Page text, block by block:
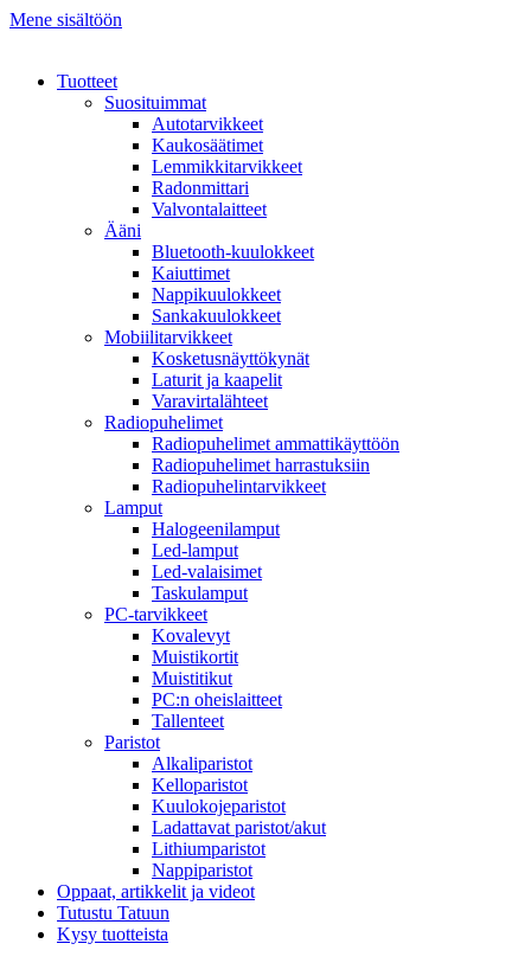
Mene sisältöön
Tuotteet
Suosituimmat
Autotarvikkeet
Kaukosäätimet
Lemmikkitarvikkeet
Radonmittari
Valvontalaitteet
Ääni
Bluetooth-kuulokkeet
Kaiuttimet
Nappikuulokkeet
Sankakuulokkeet
Mobiilitarvikkeet
Kosketusnäyttökynät
Laturit ja kaapelit
Varavirtalähteet
Radiopuhelimet
Radiopuhelimet ammattikäyttöön
Radiopuhelimet harrastuksiin
Radiopuhelintarvikkeet
Lamput
Halogeenilamput
Led-lamput
Led-valaisimet
Taskulamput
PC-tarvikkeet
Kovalevyt
Muistikortit
Muistitikut
PC:n oheislaitteet
Tallenteet
Paristot
Alkaliparistot
Kelloparistot
Kuulokojeparistot
Ladattavat paristot/akut
Lithiumparistot
Nappiparistot
Oppaat, artikkelit ja videot
Tutustu Tatuun
Kysy tuotteista